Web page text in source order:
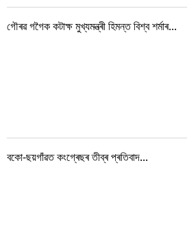
গৌৰৱ গগৈক কটাক্ষ মুখ্যমন্ত্ৰী হিমন্ত বিশ্ব শৰ্মাৰ...
বকো-ছয়গাঁৱত কংগ্ৰেছৰ তীব্ৰ প্ৰতিবাদ...